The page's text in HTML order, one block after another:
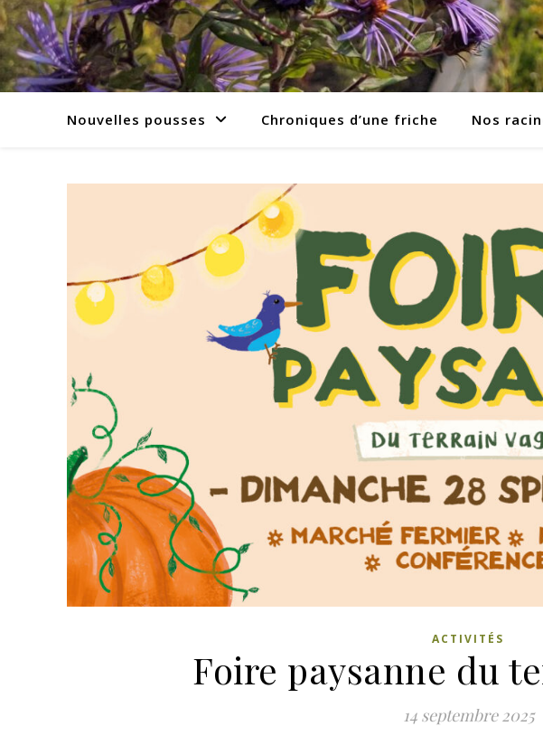
Nouvelles pousses Chroniques d’une friche Nos
ACTIVITÉS
Foire paysanne du
14 septembre 2025